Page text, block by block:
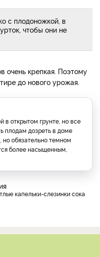
с плодоножкой, в
чтобы они не
очень крепкая. Поэтому
до нового урожая.
в открытом грунте, но все
плодам дозреть в доме
но обязательно темном
более насыщенным,
капельки-слезинки сока